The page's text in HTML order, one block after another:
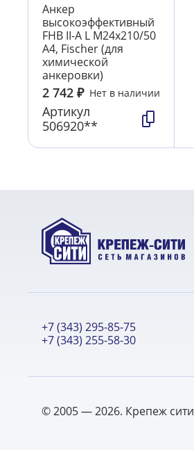
Анкер
высокоэффективный
FHB II-A L М24х210/50
А4, Fischer (для
химической
анкеровки)
2 742 ₽ Нет в наличии
Артикул
506920**
+7 (343) 295-85-75
+7 (343) 255-58-30
© 2005 — 2026. Крепеж сити